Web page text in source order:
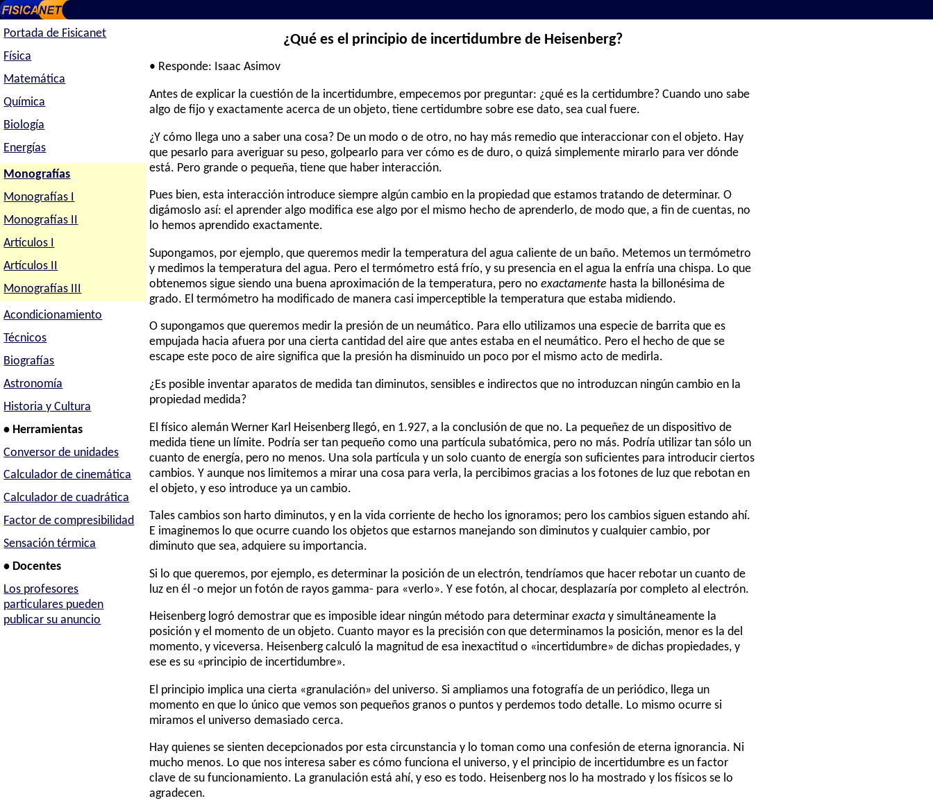
Portada de Fisicanet
Física
Matemática
Química
Biología
Energías
Monografías
Monografías I
Monografías II
Artículos I
Artículos II
Monografías III
Acondicionamiento
Técnicos
Biografías
Astronomía
Historia y Cultura
• Herramientas
Conversor de unidades
Calculador de cinemática
Calculador de cuadrática
Factor de compresibilidad
Sensación térmica
• Docentes
Los profesores
particulares pueden
publicar su anuncio
¿Qué es el principio de incertidumbre de Heisenberg?
• Responde: Isaac Asimov
Antes de explicar la cuestión de la incertidumbre, empecemos por preguntar: ¿qué es la certidumbre? Cuando uno sabe
algo de fijo y exactamente acerca de un objeto, tiene certidumbre sobre ese dato, sea cual fuere.
¿Y cómo llega uno a saber una cosa? De un modo o de otro, no hay más remedio que interaccionar con el objeto. Hay
que pesarlo para averiguar su peso, golpearlo para ver cómo es de duro, o quizá simplemente mirarlo para ver dónde
está. Pero grande o pequeña, tiene que haber interacción.
Pues bien, esta interacción introduce siempre algún cambio en la propiedad que estamos tratando de determinar. O
digámoslo así: el aprender algo modifica ese algo por el mismo hecho de aprenderlo, de modo que, a fin de cuentas, no
lo hemos aprendido exactamente.
Supongamos, por ejemplo, que queremos medir la temperatura del agua caliente de un baño. Metemos un termómetro
y medimos la temperatura del agua. Pero el termómetro está frío, y su presencia en el agua la enfría una chispa. Lo que
obtenemos sigue siendo una buena aproximación de la temperatura, pero noexactamente hasta la billonésima de
grado. El termómetro ha modificado de manera casi imperceptible la temperatura que estaba midiendo.
O supongamos que queremos medir la presión de un neumático. Para ello utilizamos una especie de barrita que es
empujada hacia afuera por una cierta cantidad del aire que antes estaba en el neumático. Pero el hecho de que se
escape este poco de aire significa que la presión ha disminuido un poco por el mismo acto de medirla.
¿Es posible inventar aparatos de medida tan diminutos, sensibles e indirectos que no introduzcan ningún cambio en la
propiedad medida?
El físico alemán Werner Karl Heisenberg llegó, en 1.927, a la conclusión de que no. La pequeñez de un dispositivo de
medida tiene un límite. Podría ser tan pequeño como una partícula subatómica, pero no más. Podría utilizar tan sólo un
cuanto de energía, pero no menos. Una sola partícula y un solo cuanto de energía son suficientes para introducir ciertos
cambios. Y aunque nos limitemos a mirar una cosa para verla, la percibimos gracias a los fotones de luz que rebotan en
el objeto, y eso introduce ya un cambio.
Tales cambios son harto diminutos, y en la vida corriente de hecho los ignoramos; pero los cambios siguen estando ahí.
E imaginemos lo que ocurre cuando los objetos que estarnos manejando son diminutos y cualquier cambio, por
diminuto que sea, adquiere su importancia.
Si lo que queremos, por ejemplo, es determinar la posición de un electrón, tendríamos que hacer rebotar un cuanto de
luz en él -o mejor un fotón de rayos gamma- para «verlo». Y ese fotón, al chocar, desplazaría por completo al electrón.
Heisenberg logró demostrar que es imposible idear ningún método para determinarexacta y simultáneamente la
posición y el momento de un objeto. Cuanto mayor es la precisión con que determinamos la posición, menor es la del
momento, y viceversa. Heisenberg calculó la magnitud de esa inexactitud o «incertidumbre» de dichas propiedades, y
ese es su «principio de incertidumbre».
El principio implica una cierta «granulación» del universo. Si ampliamos una fotografía de un periódico, llega un
momento en que lo único que vemos son pequeños granos o puntos y perdemos todo detalle. Lo mismo ocurre si
miramos el universo demasiado cerca.
Hay quienes se sienten decepcionados por esta circunstancia y lo toman como una confesión de eterna ignorancia. Ni
mucho menos. Lo que nos interesa saber es cómo funciona el universo, y el principio de incertidumbre es un factor
clave de su funcionamiento. La granulación está ahí, y eso es todo. Heisenberg nos lo ha mostrado y los físicos se lo
agradecen.